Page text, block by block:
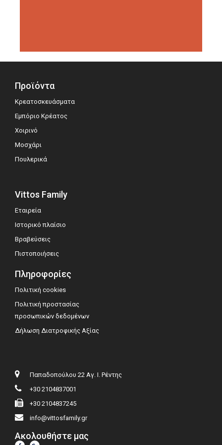
Προϊόντα
Κρεατοσκευάσματα
Εμπόριο Κρέατος
Χοιρινό
Μοσχάρι
Πουλερικά
Vittos Family
Εταιρεία
Ιστορικό πλαίσιο
Βραβεύσεις
Πιστοποιήσεις
Πληροφορίες
Πολιτική cookies
Πολιτική προστασίας
προσωπικών δεδομένων
Δήλωση Διατροφικής Αξίας
Παπαδοπούλου 22 Αγ. Ι. Ρέντης
+30 2104837001
+30 2104837245
info@vittosfamily.gr
Ακολουθήστε μας